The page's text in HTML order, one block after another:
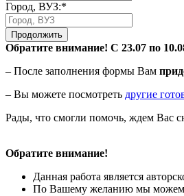
Город, ВУЗ:*
Продолжить
Обратите внимание! С 23.07 по
– После заполнения формы Вам
– Вы можете посмотреть другие
Рады, что смогли помочь, ждем Вас
Обратите внимание!
Данная работа является
По Вашему желанию мы можем